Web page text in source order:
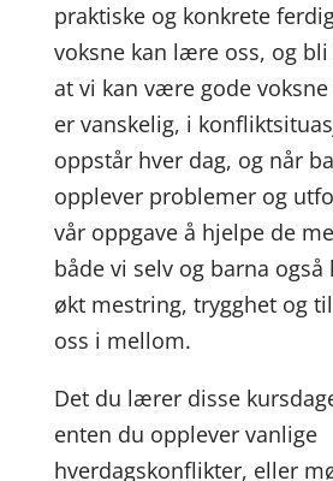
praktiske og konkrete
voksne kan lære oss, og bli
at vi kan være gode
er vanskelig, i
oppstår hver dag, og når
opplever problemer og
vår oppgave å hjelpe de
både vi selv og barna også
økt mestring, trygghet og
oss i mellom.
Det du lærer disse
enten du opplever vanlige
hverdagskonflikter, eller